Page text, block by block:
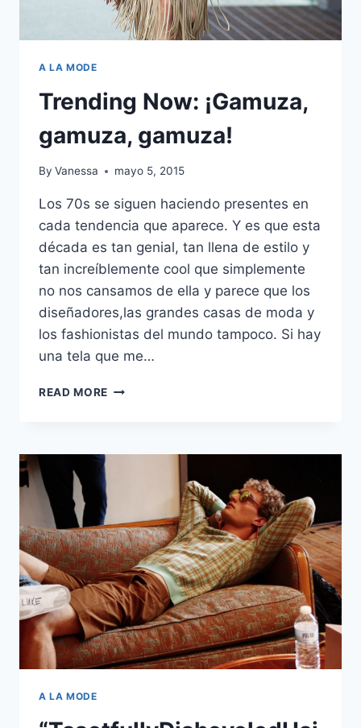
A LA MODE
Trending Now: ¡Gamuza,
gamuza, gamuza!
By Vanessa mayo 5, 2015
Los 70s se siguen haciendo presentes en
cada tendencia que aparece. Y es que esta
década es tan genial, tan llena de estilo y
tan increíblemente cool que simplemente
no nos cansamos de ella y parece que los
diseñadores,las grandes casas de moda y
los fashionistas del mundo tampoco. Si hay
una tela que me…
READ MORE TRENDING
GAMUZA!
A LA MODE